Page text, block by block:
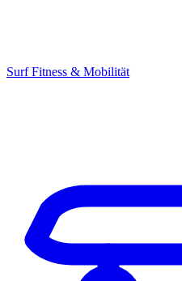
Surf Fitness & Mobilität